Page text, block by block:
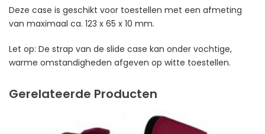
Deze case is geschikt voor toestellen met een afmeting
van maximaal ca. 123 x 65 x 10 mm.
Let op: De strap van de slide case kan onder vochtige,
warme omstandigheden afgeven op witte toestellen.
Gerelateerde Producten